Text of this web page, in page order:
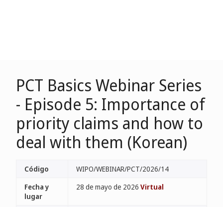
PCT Basics Webinar Series
- Episode 5: Importance of
priority claims and how to
deal with them (Korean)
Código
WIPO/WEBINAR/PCT/2026/14
Fecha y
lugar
28 de mayo de 2026 Virtual